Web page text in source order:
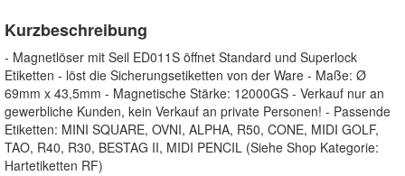
Kurzbeschreibung
- Magnetlöser mit Seil ED011S öffnet Standard und Superlock
Etiketten - löst die Sicherungsetiketten von der Ware - Maße: Ø
69mm x 43,5mm - Magnetische Stärke: 12000GS - Verkauf nur an
gewerbliche Kunden, kein Verkauf an private Personen! - Passende
Etiketten: MINI SQUARE, OVNI, ALPHA, R50, CONE, MIDI GOLF,
TAO, R40, R30, BESTAG II, MIDI PENCIL (Siehe Shop Kategorie:
Hartetiketten RF)